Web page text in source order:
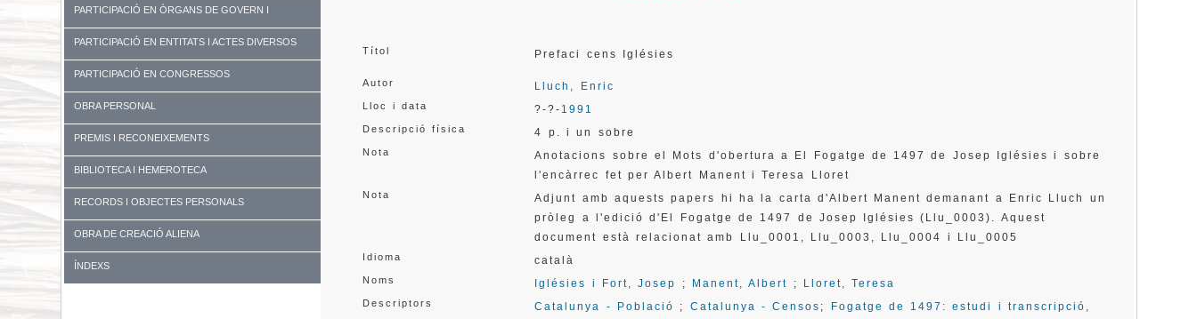
PARTICIPACIÓ EN ÒRGANS DE GOVERN I
UNIVERSITATS
PARTICIPACIÓ EN ENTITATS I ACTES DIVERSOS
PARTICIPACIÓ EN CONGRESSOS
OBRA PERSONAL
PREMIS I RECONEIXEMENTS
BIBLIOTECA I HEMEROTECA
RECORDS I OBJECTES PERSONALS
OBRA DE CREACIÓ ALIENA
ÍNDEXS
Títol Prefaci cens Iglésies
Autor Lluch, Enric
Lloc i data ?-?- 1991
Descripció física 4 p. i un sobre
Nota
Anotacions sobre el Mots d'obertura a El Fogatge de 1497 de Josep Iglésies i sobre
l'encàrrec fet per Albert Manent i Teresa Lloret
Nota
Adjunt amb aquests papers hi ha la carta d'Albert Manent demanant a Enric Lluch un
pròleg a l'edició d'El Fogatge de 1497 de Josep Iglésies (Llu_0003). Aquest
document està relacionat amb Llu_0001, Llu_0003, Llu_0004 i Llu_0005
Idioma català
Noms Iglésies i Fort, Josep ; Manent, Albert ; Lloret, Teresa
Descriptors Catalunya - Població ; Catalunya - Censos ; Fogatge de 1497: estudi i transcripció,